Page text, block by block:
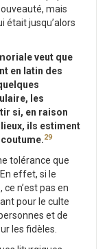
mais
était jusqu’alors
veut que
en latin des
les
tir si, en raison
ils estiment
29
tolérance que
effet, si le
n’est pas en
pour le culte
et de
les fidèles.